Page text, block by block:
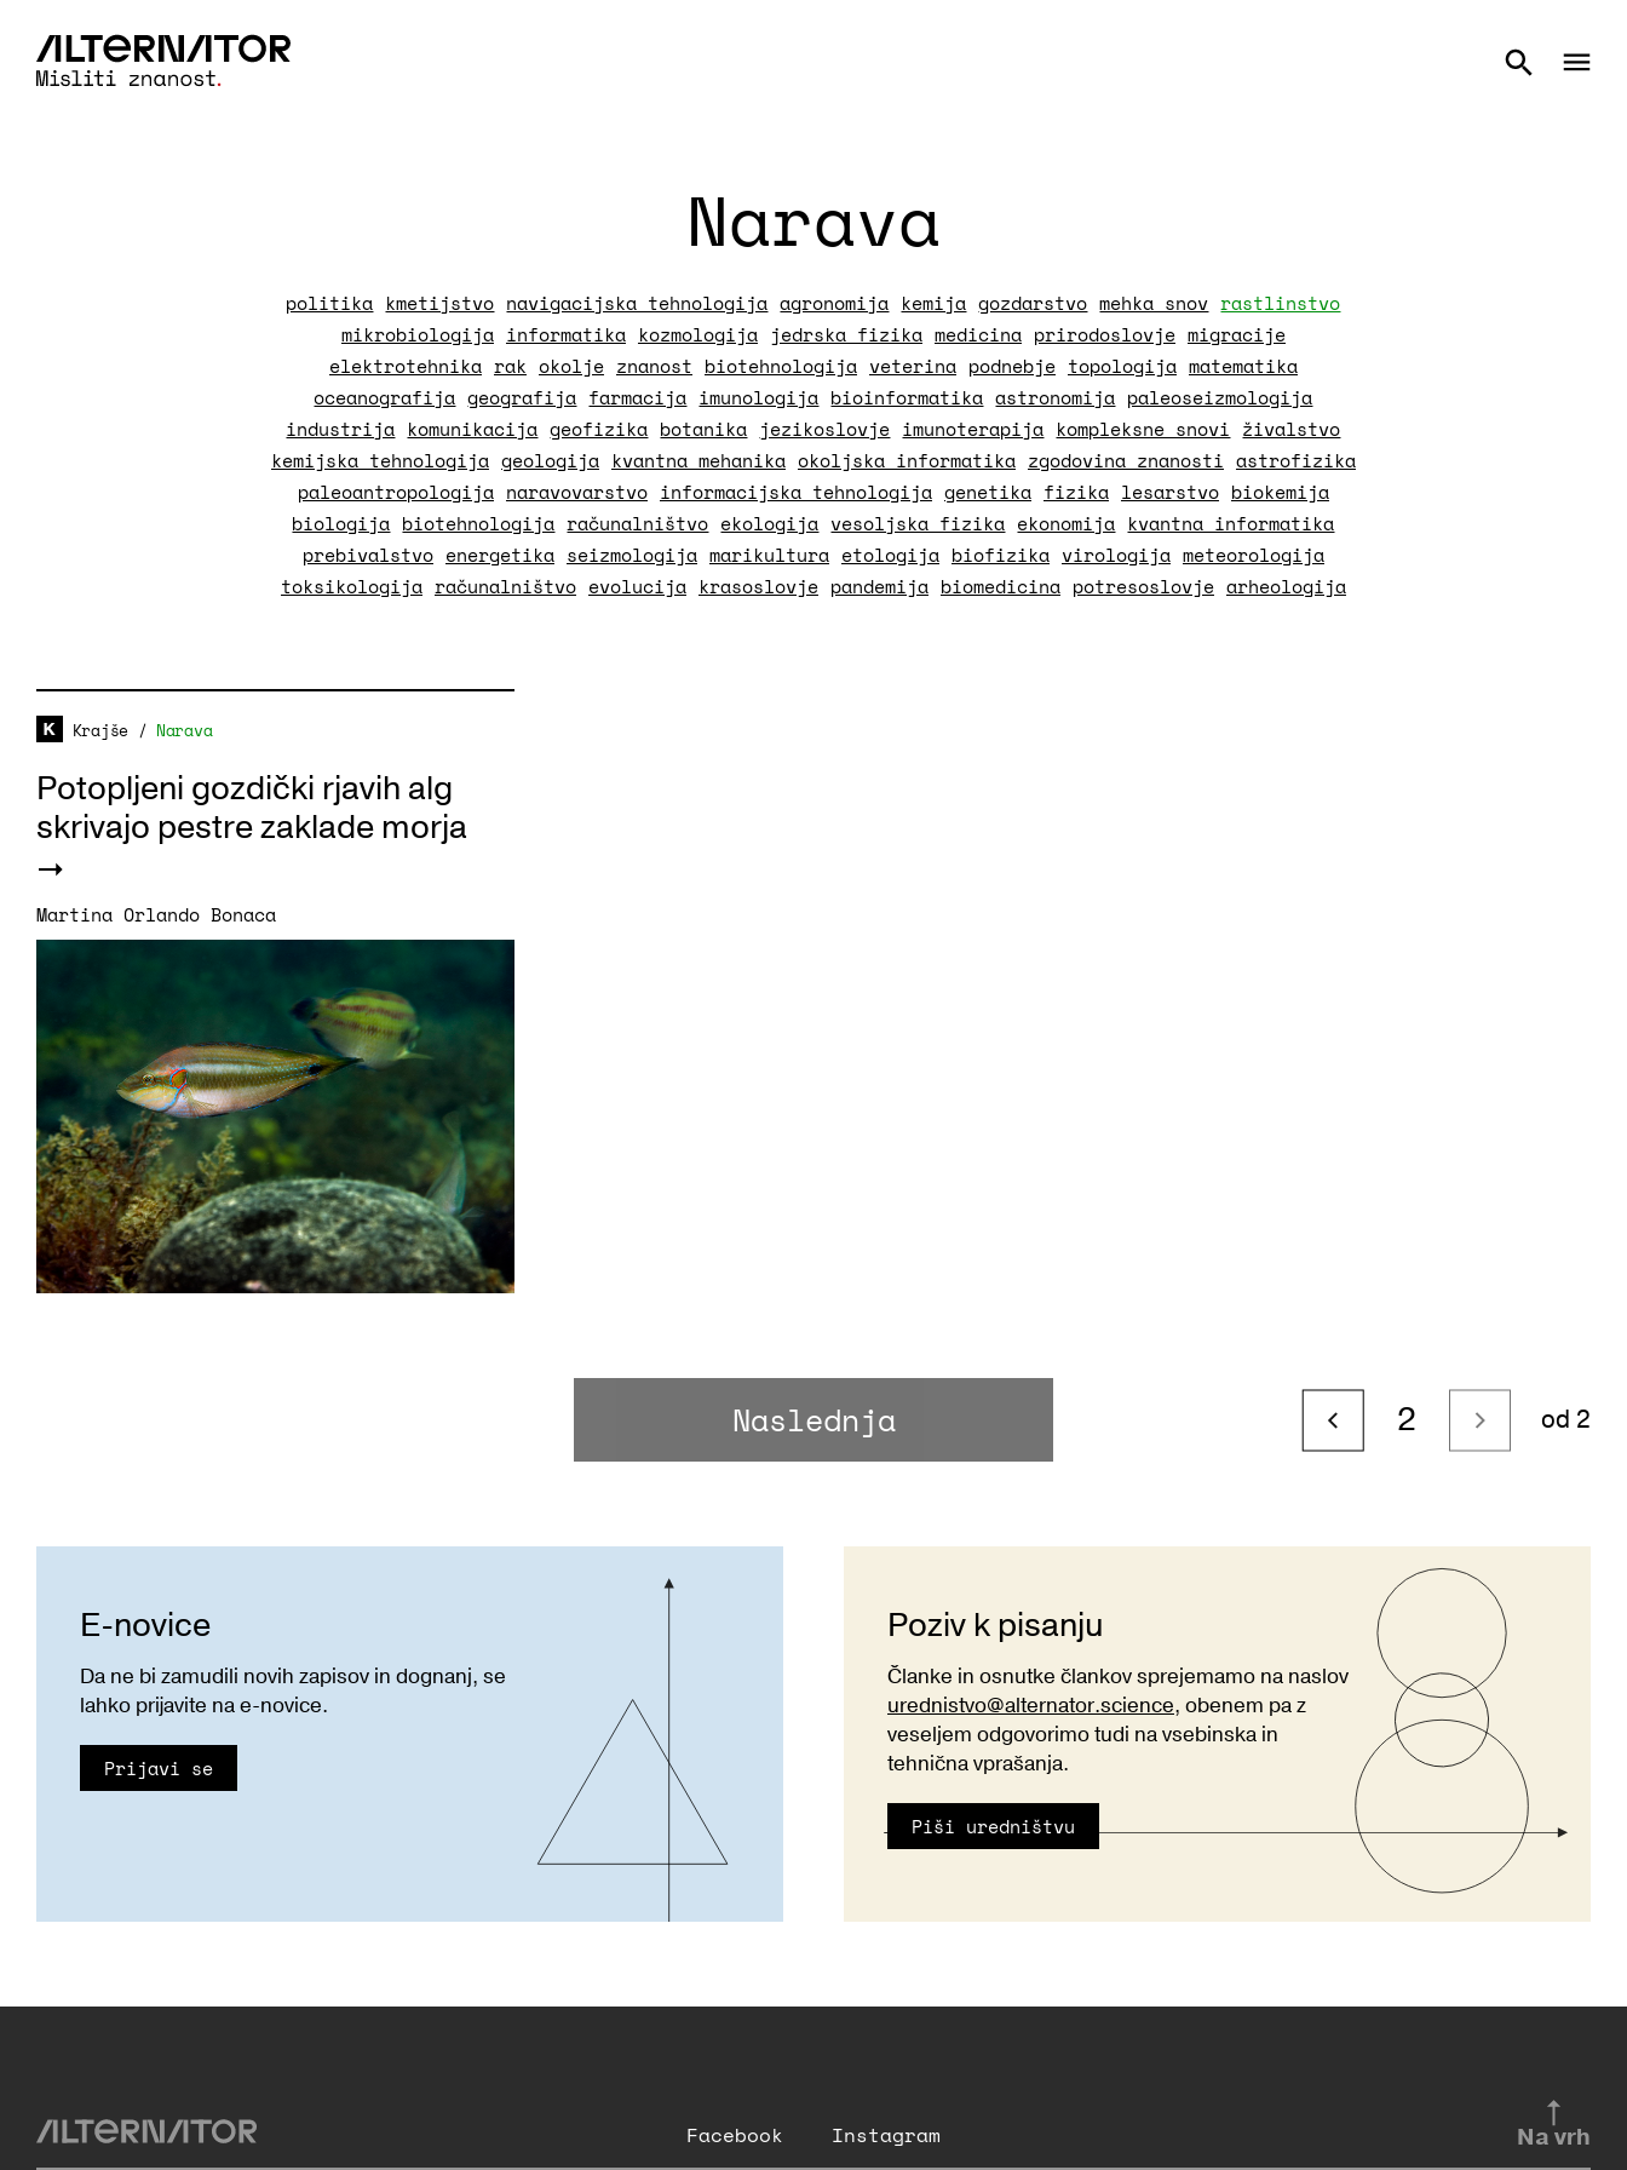
Narava
politika kmetijstvo navigacijska tehnologija agronomija kemija gozdarstvo mehka snov rastlinstvo
mikrobiologija informatika kozmologija jedrska fizika medicina prirodoslovje migracije
elektrotehnika rak okolje znanost biotehnologija veterina podnebje topologija matematika
oceanografija geografija farmacija imunologija bioinformatika astronomija paleoseizmologija
industrija komunikacija geofizika botanika jezikoslovje imunoterapija kompleksne snovi živalstvo
kemijska tehnologija geologija kvantna mehanika okoljska informatika zgodovina znanosti astrofizika
paleoantropologija naravovarstvo informacijska tehnologija genetika fizika lesarstvo biokemija
biologija biotehnologija računalništvo ekologija vesoljska fizika ekonomija kvantna informatika
prebivalstvo energetika seizmologija marikultura etologija biofizika virologija meteorologija
toksikologija računalništvo evolucija krasoslovje pandemija biomedicina potresoslovje arheologija
Krajše / Narava
Potopljeni gozdički rjavih alg
skrivajo pestre zaklade morja
Martina Orlando Bonaca
2 od 2
Naslednja
E-novice
Da ne bi zamudili novih zapisov in dognanj, se
lahko prijavite na e-novice.
Prijavi se
Poziv k pisanju
Članke in osnutke člankov sprejemamo na naslov
urednistvo@alternator.science, obenem pa z
veseljem odgovorimo tudi na vsebinska in
tehnična vprašanja.
Piši uredništvu
Na vrh
Facebook Instagram